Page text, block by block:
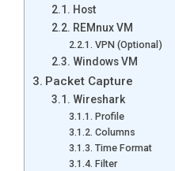
Host
REMnux VM
VPN (Optional)
Windows VM
Packet Capture
Wireshark
Profile
Columns
Time Format
Filter